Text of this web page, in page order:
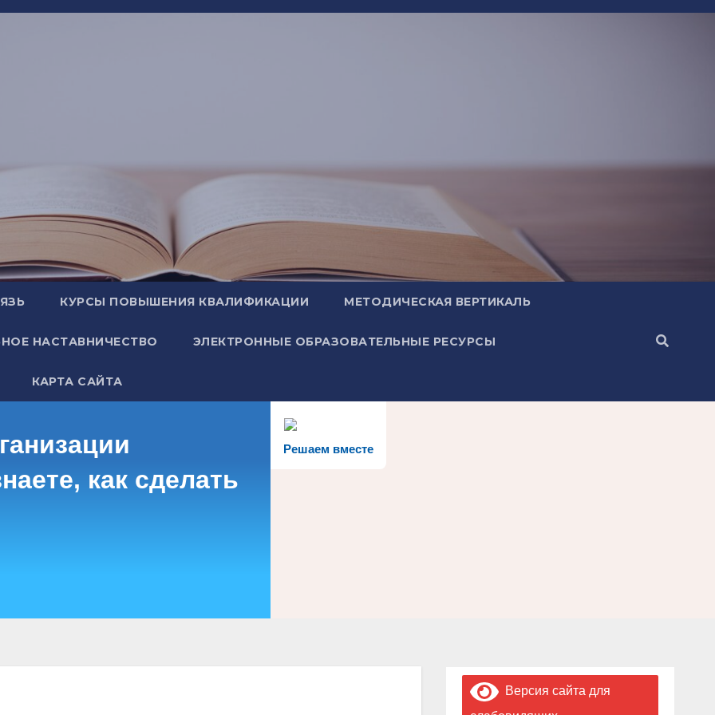
КУРСЫ ПОВЫШЕНИЯ КВАЛИФИКАЦИИ МЕТОДИЧЕСКАЯ ВЕРТИКАЛЬ
НАСТАВНИЧЕСТВО ЭЛЕКТРОННЫЕ ОБРАЗОВАТЕЛЬНЫЕ РЕСУРСЫ
КАРТА САЙТА
Решаем вместе
как сделать
Версия сайта для